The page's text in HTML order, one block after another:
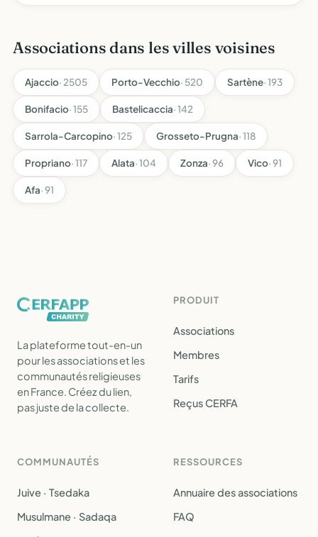
Associations dans les villes voisines
Ajaccio· 2505 Porto-Vecchio· 520 Sartène· 193
Bonifacio· 155 Bastelicaccia· 142
Sarrola-Carcopino· 125 Grosseto-Prugna· 118
Propriano· 117 Alata· 104 Zonza· 96 Vico· 91
Afa· 91
La plateforme tout-en-un
pour les associations et les
communautés religieuses
en France. Créez du lien,
pas juste de la collecte.
PRODUIT
Associations
Membres
Tarifs
Reçus CERFA
COMMUNAUTÉS
Juive · Tsedaka
Musulmane · Sadaqa
RESSOURCES
Annuaire des associations
FAQ